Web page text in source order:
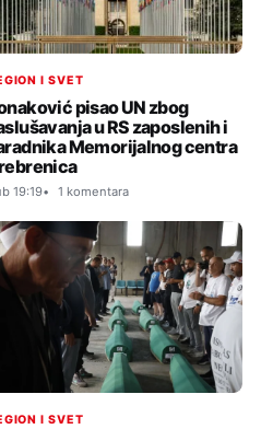
I SVET
pisao UN zbog
u RS zaposlenih i
Memorijalnog centra
19:19 1 komentara
I SVET